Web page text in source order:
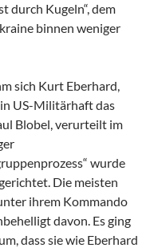
durch Kugeln“, dem
binnen weniger
sich Kurt Eberhard,
US-Militärhaft das
Blobel, verurteilt im
wurde
Die meisten
ihrem Kommando
davon. Es ging
dass sie wie Eberhard